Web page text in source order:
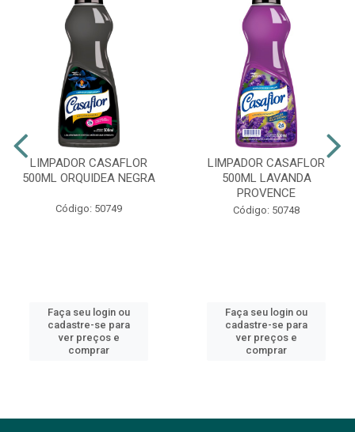
LIMPADOR CASAFLOR
500ML ORQUIDEA NEGRA
Código: 50749
Faça seu login ou
cadastre-se para
ver preços e
comprar
LIMPADOR CASAFLOR
500ML LAVANDA
PROVENCE
Código: 50748
Faça seu login ou
cadastre-se para
ver preços e
comprar